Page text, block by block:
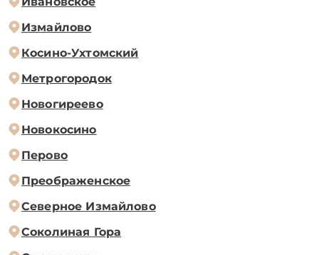
Измайлово
Косино-Ухтомский
Метрогородок
Новогиреево
Новокосино
Перово
Преображенское
Северное Измайлово
Соколиная Гора